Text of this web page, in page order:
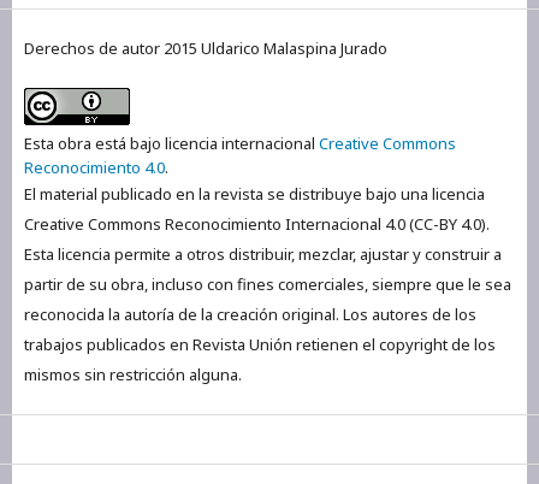
Derechos de autor 2015 Uldarico Malaspina Jurado
Esta obra está bajo licencia internacional Creative Commons
Reconocimiento 4.0.
El material publicado en la revista se distribuye bajo una licencia
Creative Commons Reconocimiento Internacional 4.0 (CC-BY 4.0).
Esta licencia permite a otros distribuir, mezclar, ajustar y construir a
partir de su obra, incluso con fines comerciales, siempre que le sea
reconocida la autoría de la creación original. Los autores de los
trabajos publicados en Revista Unión retienen el copyright de los
mismos sin restricción alguna.